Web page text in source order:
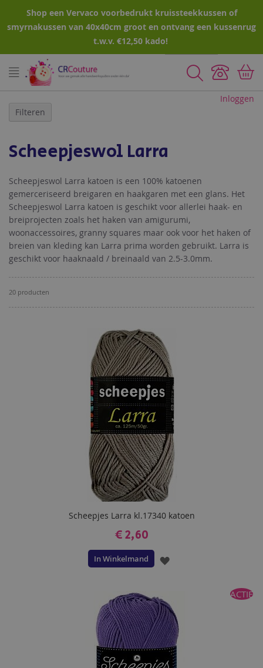
Shop een Vervaco voorbedrukt kruissteekkussen of
smyrnakussen van 40x40cm groot en ontvang een kussenrug
t.w.v. €12,50 kado!
Zoeken
Inloggen
Scheepjeswol Larra
Scheepjeswol Larra katoen is een 100% katoenen
gemerceriseerd breigaren en haakgaren met een glans. Het
Scheepjeswol Larra katoen is geschikt voor allerlei haak- en
breiprojecten zoals het haken van amigurumi,
woonaccessoires, granny squares maar ook voor het haken of
breien van kleding kan Larra prima worden gebruikt. Larra is
geschikt voor haaknaald / breinaald van 2.5-3.0mm.
20 producten
Scheepjes Larra kl.17340 katoen
€ 2,60
In Winkelmand
VOEG
VERLANGLIJST
ACTIE
Filteren